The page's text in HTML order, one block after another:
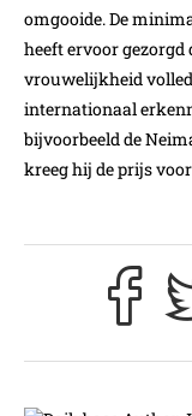
omgooide. De
heeft ervoor
vrouwelijkheid
internationaal
bijvoorbeeld de
kreeg hij de prijs